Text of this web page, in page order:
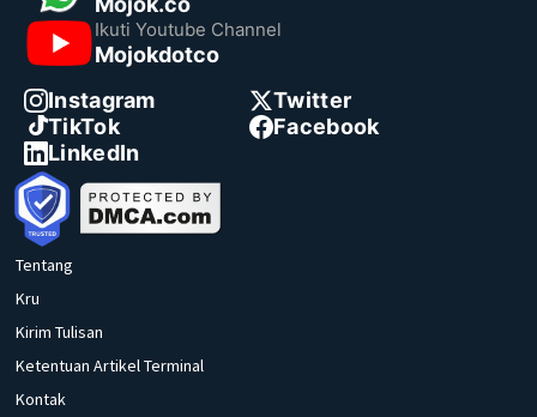
Ikuti Youtube Channel
Mojokdotco
Instagram
Twitter
TikTok
Facebook
LinkedIn
Tentang
Kru
Kirim Tulisan
Ketentuan Artikel Terminal
Kontak